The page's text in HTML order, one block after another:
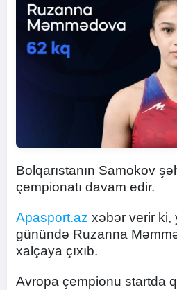
Bolqarıstanın Samokov
çempionatı davam edir.
Apasport.az xəbər verir ki,
günündə Ruzanna
xalçaya çıxıb.
Avropa çempionu startda